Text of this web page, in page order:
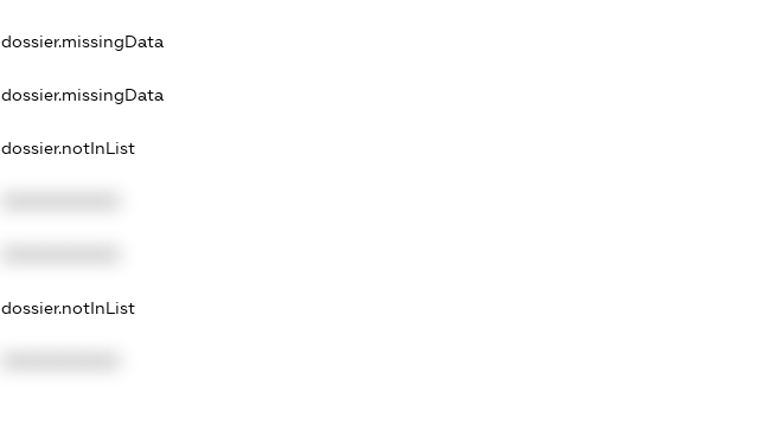
dossier.missingData
dossier.missingData
dossier.notInList
dossier.notInList